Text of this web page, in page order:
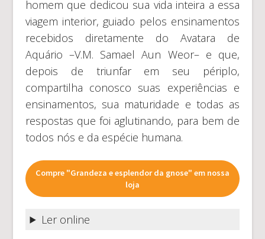
homem que dedicou sua vida inteira a essa
viagem interior, guiado pelos ensinamentos
recebidos diretamente do Avatara de
Aquário –V.M. Samael Aun Weor– e que,
depois de triunfar em seu périplo,
compartilha conosco suas experiências e
ensinamentos, sua maturidade e todas as
respostas que foi aglutinando, para bem de
todos nós e da espécie humana.
Compre "Grandeza e esplendor da gnose" em nossa
loja
Ler online